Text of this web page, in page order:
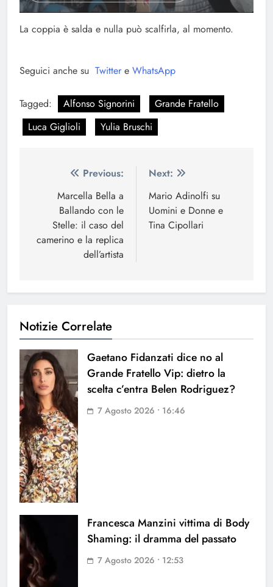
La coppia è salda e nulla può scalfirla, al momento.
Seguici anche su Twitter e WhatsApp
Tagged: Alfonso Signorini
Grande Fratello
Luca Giglioli
Yulia Bruschi
Navigazione
articoli
Previous:
Marcella Bella a
Ballando con le
Stelle: il caso del
camerino e la replica
dell’artista
Next:
Mario Adinolfi su
Uomini e Donne e
Tina Cipollari
Notizie Correlate
Gaetano Fidanzati dice no al
Grande Fratello Vip: dietro la
scelta c’entra Belen Rodriguez?
7 Agosto 2026 • 16:46
Francesca Manzini vittima di Body
Shaming: il dramma del passato
7 Agosto 2026 • 12:53